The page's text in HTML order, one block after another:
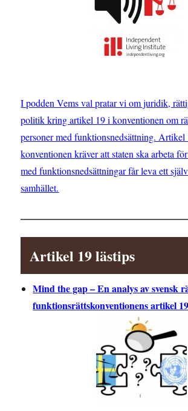
I podden Vems val pratar vi om juridik,
politik kring artikel 19 i konventionen om
personer med funktionsnedsättning. Artikel
konventionen kräver att staten ska arbeta
med funktionsnedsättningar får leva ett
samhället.
Artikel 19 lästips
Mind the gap – En analys av svensk
funktionsrättskonventionens artikel